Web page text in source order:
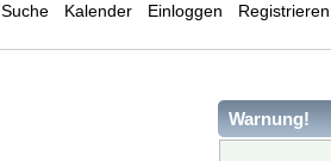
Suche Kalender Einloggen Registrieren
Warnung!